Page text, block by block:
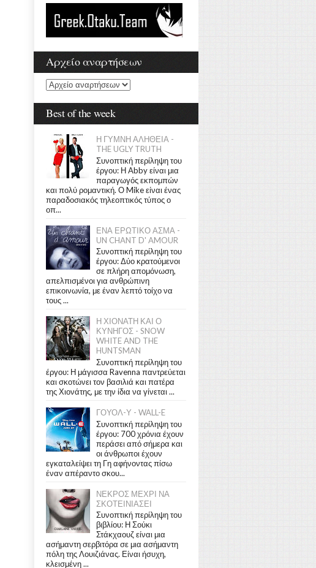
Αρχείο αναρτήσεων
Best of the week
Η ΓΥΜΝΗ ΑΛΗΘΕΙΑ -
THE UGLY TRUTH
Συνοπτική περίληψη του
έργου: Η Abby είναι μια
παραγωγός εκπομπών
και πολύ ρομαντική. Ο Mike είναι ένας
παραδοσιακός τηλεοπτικός τύπος ο
οπ...
ΕΝΑ ΕΡΩΤΙΚΟ ΑΣΜΑ -
UN CHANT D' AMOUR
Συνοπτική περίληψη του
έργου: Δύο κρατούμενοι
σε πλήρη απομόνωση,
απελπισμένοι για ανθρώπινη
επικοινωνία, με έναν λεπτό τοίχο να
τους ...
Η ΧΙΟΝΑΤΗ ΚΑΙ Ο
ΚΥΝΗΓΟΣ - SNOW
WHITE AND THE
HUNTSMAN
Συνοπτική περίληψη του
έργου: Η μάγισσα Ravenna παντρεύεται
και σκοτώνει τον βασιλιά και πατέρα
της Χιονάτης, με την ίδια να γίνεται ...
ΓΟΥΟΛ-Υ - WALL-E
Συνοπτική περίληψη του
έργου: 700 χρόνια έχουν
περάσει από σήμερα και
οι άνθρωποι έχουν
εγκαταλείψει τη Γη αφήνοντας πίσω
έναν απέραντο σκου...
ΝΕΚΡΟΣ ΜΕΧΡΙ ΝΑ
ΣΚΟΤΕΙΝΙΑΣΕΙ
Συνοπτική περίληψη του
βιβλίου: Η Σούκι
Στάκχαουζ είναι μια
ασήμαντη σερβιτόρα σε μια ασήμαντη
πόλη της Λουιζιάνας. Είναι ήσυχη,
κλεισμένη ...